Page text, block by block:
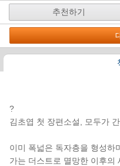
추천하기
?
김초엽 첫 장편소설, 모두가
이미 폭넓은 독자층을 형성하
가는 더스트로 멸망한 이후의